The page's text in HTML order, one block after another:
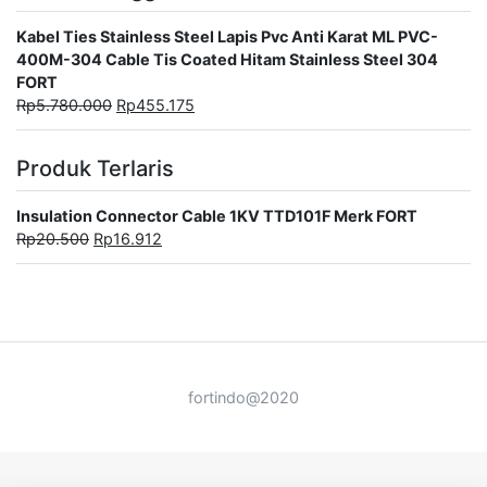
Kabel Ties Stainless Steel Lapis Pvc Anti Karat ML PVC-
400M-304 Cable Tis Coated Hitam Stainless Steel 304
FORT
Rp5.780.000 Rp455.175
Produk Terlaris
Insulation Connector Cable 1KV TTD101F Merk FORT
Rp20.500 Rp16.912
fortindo@2020